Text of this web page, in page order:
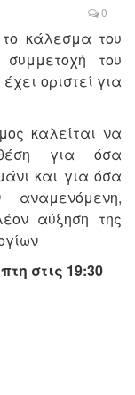
0
κάλεσμα του
συμμετοχή του
οριστεί για
καλείται να
για όσα
και για όσα
αύξηση της
στις 19:30